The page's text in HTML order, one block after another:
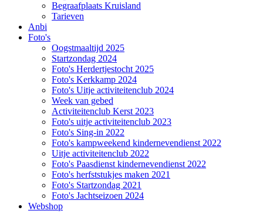
Begraafplaats Kruisland
Tarieven
Anbi
Foto's
Oogstmaaltijd 2025
Startzondag 2024
Foto's Herdertjestocht 2025
Foto's Kerkkamp 2024
Foto's Uitje activiteitenclub 2024
Week van gebed
Activiteitenclub Kerst 2023
Foto's uitje activiteitenclub 2023
Foto's Sing-in 2022
Foto's kampweekend kindernevendienst 2022
Uitje activiteitenclub 2022
Foto's Paasdienst kindernevendienst 2022
Foto's herfststukjes maken 2021
Foto's Startzondag 2021
Foto's Jachtseizoen 2024
Webshop